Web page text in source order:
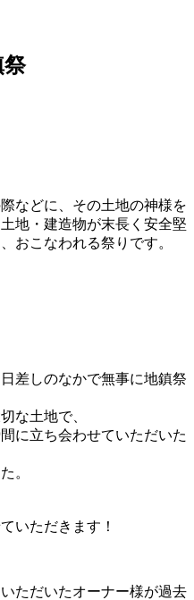
祭
などに、その土地の神様を
地・建造物が末長く安全堅
おこなわれる祭りです。
差しのなかで無事に地鎮祭
な土地で、
に立ち会わせていただいた
。
いただきます！
ただいたオーナー様が過去